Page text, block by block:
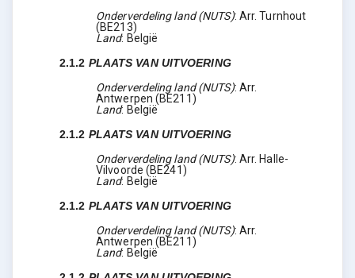
Onderverdeling land (NUTS): Arr. Turnhout
(BE213)
Land: België
2.1.2 PLAATS VAN UITVOERING
Onderverdeling land (NUTS): Arr.
Antwerpen (BE211)
Land: België
2.1.2 PLAATS VAN UITVOERING
Onderverdeling land (NUTS): Arr. Halle-
Vilvoorde (BE241)
Land: België
2.1.2 PLAATS VAN UITVOERING
Onderverdeling land (NUTS): Arr.
Antwerpen (BE211)
Land: België